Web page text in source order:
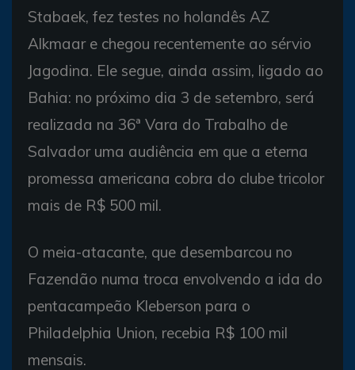
Stabaek, fez testes no holandês AZ
Alkmaar e chegou recentemente ao sérvio
Jagodina. Ele segue, ainda assim, ligado ao
Bahia: no próximo dia 3 de setembro, será
realizada na 36ª Vara do Trabalho de
Salvador uma audiência em que a eterna
promessa americana cobra do clube tricolor
mais de R$ 500 mil.
O meia-atacante, que desembarcou no
Fazendão numa troca envolvendo a ida do
pentacampeão Kleberson para o
Philadelphia Union, recebia R$ 100 mil
mensais.